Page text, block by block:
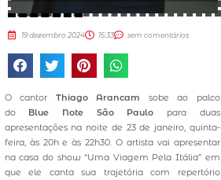
19 dezembro 2024 15:33 sem comentários
O cantor Thiago Arancam sobe ao palco
do Blue Note São Paulo para duas
apresentações na noite de 23 de janeiro, quinta-
feira, às 20h e às 22h30. O artista vai apresentar
na casa do show “Uma Viagem Pela Itália” em
que ele canta sua trajetória com repertório